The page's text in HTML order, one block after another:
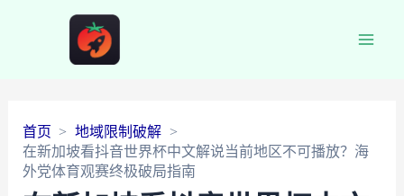
首页
地域限制破解
在新加坡看抖音世界杯中文解说当前地区不可播放？海
外党体育观赛终极破局指南